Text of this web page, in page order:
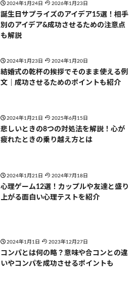
2024年1月24日 2026年1月23日
誕生日サプライズのアイデア15選！相手
別のアイデア&成功させるための注意点
も解説
2024年1月23日 2024年1月20日
結婚式の乾杯の挨拶でそのまま使える例
文｜成功させるためのポイントも紹介
2024年1月21日 2025年6月15日
悲しいときの8つの対処法を解説！心が
疲れたときの乗り越え方とは
2024年1月21日 2024年7月18日
心理ゲーム12選！カップルや友達と盛り
上がる面白い心理テストを紹介
2024年1月1日 2023年12月27日
コンパとは何の略？意味や合コンとの違
いやコンパを成功させるポイントも